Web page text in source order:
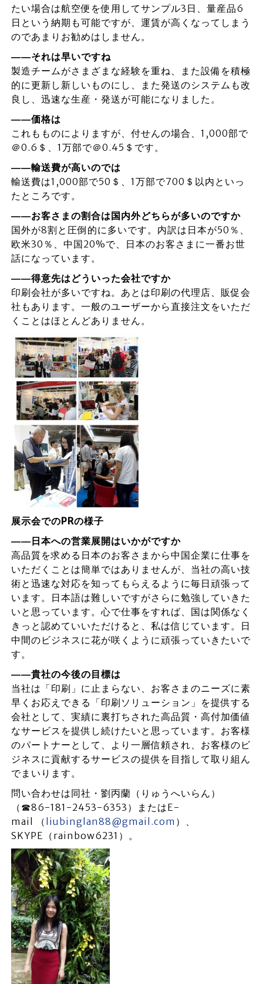
たい場合は航空便を使用してサンプル3日、量産品6
日という納期も可能ですが、運賃が高くなってしまう
のであまりお勧めはしません。
――それは早いですね
製造チームがさまざまな経験を重ね、また設備を積極
的に更新し新しいものにし、また発送のシステムも改
良し、迅速な生産・発送が可能になりました。
――価格は
これもものによりますが、付せんの場合、1,000部で
＠0.6＄、1万部で＠0.45＄です。
――輸送費が高いのでは
輸送費は1,000部で50＄、1万部で700＄以内といっ
たところです。
――お客さまの割合は国内外どちらが多いのですか
国外が8割と圧倒的に多いです。内訳は日本が50％、
欧米30％、中国20%で、日本のお客さまに一番お世
話になっています。
――得意先はどういった会社ですか
印刷会社が多いですね。あとは印刷の代理店、販促会
社もあります。一般のユーザーから直接注文をいただ
くことはほとんどありません。
展示会でのPRの様子
――日本への営業展開はいかがですか
高品質を求める日本のお客さまから中国企業に仕事を
いただくことは簡単ではありませんが、当社の高い技
術と迅速な対応を知ってもらえるように毎日頑張って
います。日本語は難しいですがさらに勉強していきた
いと思っています。心で仕事をすれば、国は関係なく
きっと認めていいただけると、私は信じています。日
中間のビジネスに花が咲くように頑張っていきたいで
す。
――貴社の今後の目標は
当社は「印刷」に止まらない、お客さまのニーズに素
早くお応えできる「印刷ソリューション」を提供する
会社として、実績に裏打ちされた高品質・高付加価値
なサービスを提供し続けたいと思っています。お客様
のパートナーとして、より一層信頼され、お客様のビ
ジネスに貢献するサービスの提供を目指して取り組ん
でまいります。
問い合わせは同社・劉丙蘭（りゅうへいらん）
（☎86-181-2453-6353）またはE-
mail （ liubinglan88@gmail.com ）、
SKYPE（rainbow6231）。